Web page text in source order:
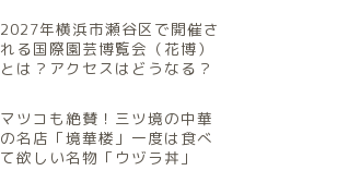
2027年横浜市瀬谷区で開催さ
れる国際園芸博覧会（花博）
とは？アクセスはどうなる？
マツコも絶賛！三ツ境の中華
の名店「境華楼」一度は食べ
て欲しい名物「ウヅラ丼」